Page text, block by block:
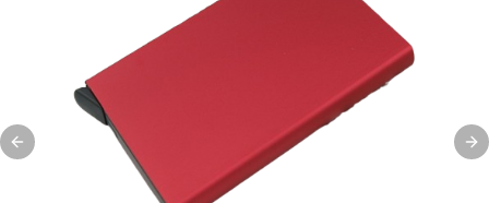
Previous slide